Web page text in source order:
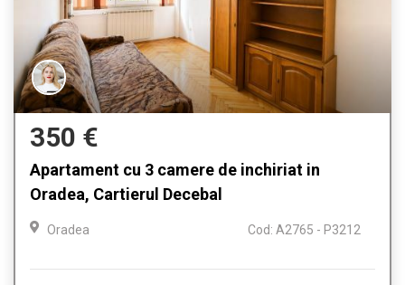
350 €
Apartament cu 3 camere de inchiriat in
Oradea, Cartierul Decebal
Oradea Cod: A2765 - P3212